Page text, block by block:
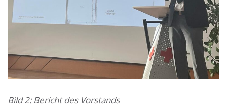
Bild 2: Bericht des Vorstands